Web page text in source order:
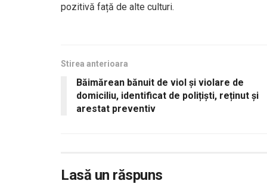
pozitivă față de alte culturi.
Stirea anterioara
Băimărean bănuit de viol și violare de
domiciliu, identificat de polițiști, reținut și
arestat preventiv
Lasă un răspuns